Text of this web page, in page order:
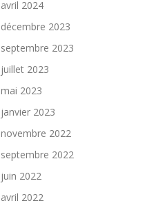
avril 2024
décembre 2023
septembre 2023
juillet 2023
mai 2023
janvier 2023
novembre 2022
septembre 2022
juin 2022
avril 2022